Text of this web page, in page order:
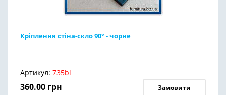
Кріплення стіна-скло 90° - чорне
Артикул: 735bl
360.00 грн Замовити